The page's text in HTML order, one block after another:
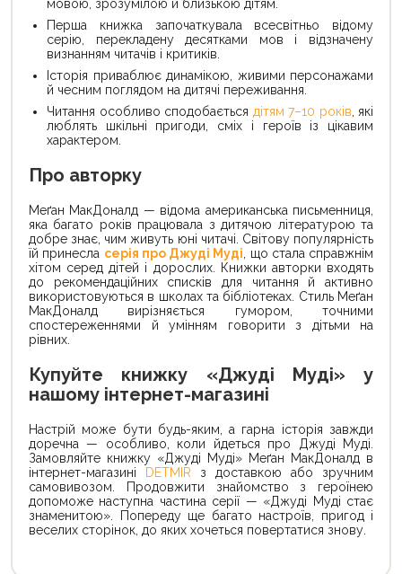
мовою, зрозумілою й близькою дітям.
Перша книжка започаткувала всесвітньо відому
серію, перекладену десятками мов і відзначену
визнанням читачів і критиків.
Історія приваблює динамікою, живими персонажами
й чесним поглядом на дитячі переживання.
Читання особливо сподобається дітям 7–10 років , які
люблять шкільні пригоди, сміх і героїв із цікавим
характером.
Про авторку
Меґан МакДоналд — відома американська письменниця,
яка багато років працювала з дитячою літературою та
добре знає, чим живуть юні читачі. Світову популярність
їй принесла серія про Джуді Муді , що стала справжнім
хітом серед дітей і дорослих. Книжки авторки входять
до рекомендаційних списків для читання й активно
використовуються в школах та бібліотеках. Стиль Меґан
МакДоналд вирізняється гумором, точними
спостереженнями й умінням говорити з дітьми на
рівних.
Купуйте книжку «Джуді Муді» у
нашому інтернет-магазині
Настрій може бути будь-яким, а гарна історія завжди
доречна — особливо, коли йдеться про Джуді Муді.
Замовляйте книжку «Джуді Муді» Меґан МакДоналд в
інтернет-магазині
DETMIR з доставкою або зручним
самовивозом. Продовжити знайомство з героїнею
допоможе наступна частина серії — «Джуді Муді стає
знаменитою». Попереду ще багато настроїв, пригод і
веселих сторінок, до яких хочеться повертатися знову.